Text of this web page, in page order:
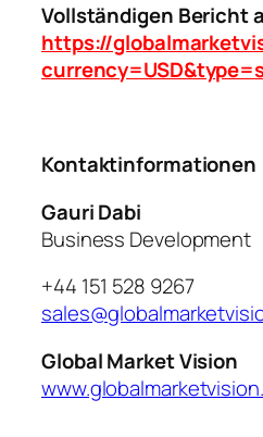
Vollständigen Bericht
https://
Kontaktinformationen
Gauri Dabi
Business Development
+44 151 528 9267
Global Market Vision